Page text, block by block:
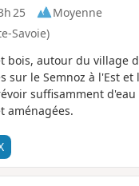
25
Moyenne
Savoie)
bois, autour du village
le Semnoz à l'Est
suffisamment
aménagées.